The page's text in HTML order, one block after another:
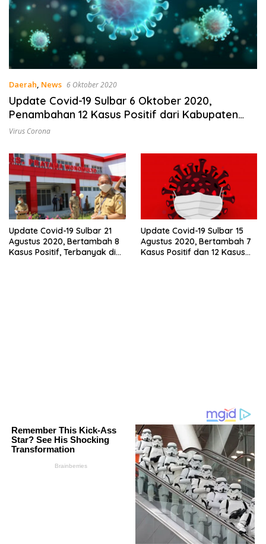
Daerah, News 6 Oktober 2020
Update Covid-19 Sulbar 6 Oktober 2020,
Penambahan 12 Kasus Positif dari Kabupaten
Mamuju
Virus Corona
Update Covid-19 Sulbar 21
Agustus 2020, Bertambah 8
Kasus Positif, Terbanyak di
Update Covid-19 Sulbar 15
Agustus 2020, Bertambah 7
Kasus Positif dan 12 Kasus